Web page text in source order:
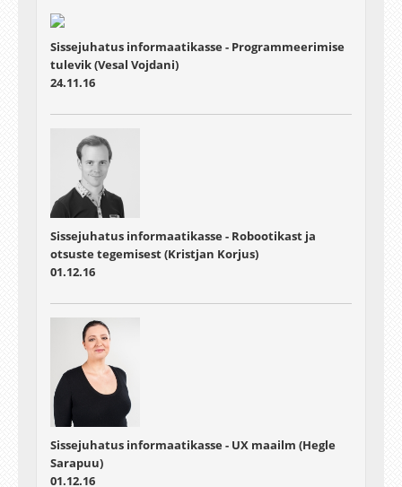
Sissejuhatus informaatikasse - Programmeerimise
tulevik (Vesal Vojdani)
24.11.16
Sissejuhatus informaatikasse - Robootikast ja
otsuste tegemisest (Kristjan Korjus)
01.12.16
Sissejuhatus informaatikasse - UX maailm (Hegle
Sarapuu)
01.12.16